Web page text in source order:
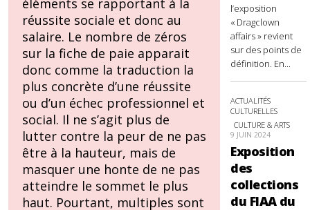
éléments se rapportant à la
réussite sociale et donc au
salaire. Le nombre de zéros
sur la fiche de paie apparait
donc comme la traduction la
plus concrète d’une réussite
ou d’un échec professionnel et
social. Il ne s’agit plus de
lutter contre la peur de ne pas
être à la hauteur, mais de
masquer une honte de ne pas
atteindre le sommet le plus
haut. Pourtant, multiples sont
l’exposition
« Dragclown
affairs » revient
sur des points de
définition. En...
ACTUALITÉS
CULTURELLES
CULTURE & ARTS
9 JUIN 2024
Exposition
des
collections
du FIAA du